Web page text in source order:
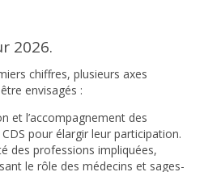
2026.
chiffres, plusieurs axes
envisagés :
et l’accompagnementdes
pour élargir leur participation.
des professions impliquées,
le rôle des médecins et sages-